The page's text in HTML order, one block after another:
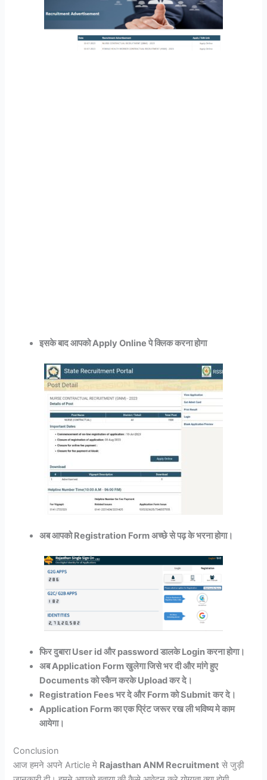
इसके बाद आपको Apply Online पे क्लिक करना होगा
अब आपको Registration Form अच्छे से पढ़ के भरना होगा।
फिर दुबारा User id और password डालके Login करना होगा।
अब Application Form खुलेगा जिसे भर दी और मांगे हुए
Documents को स्कैन करके Upload कर दे।
Registration Fees भर दे और Form को Submit कर दे।
Application Form का एक प्रिंट जरूर रख ली भविष्य मे काम
आयेगा।
Conclusion
आज हमने अपने Article मे Rajasthan ANM Recruitment से जुड़ी